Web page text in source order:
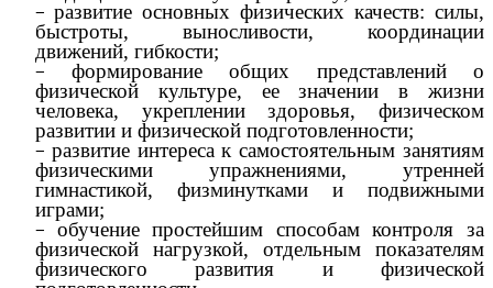
развитие основных физических качеств: силы,
быстроты, выносливости, координации
движений, гибкости;
формирование общих представлений о
физической культуре, ее значении в жизни
человека, укреплении здоровья, физическом
развитии и физической подготовленности;
развитие интереса к самостоятельным занятиям
физическими упражнениями, утренней
гимнастикой, физминутками и подвижными
играми;
обучение простейшим способам контроля за
физической нагрузкой, отдельным показателям
физического развития и физической